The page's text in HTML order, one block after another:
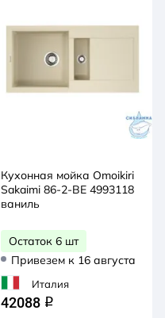
Кухонная мойка Omoikiri
Sakaimi 86-2-BE 4993118
ваниль
Остаток 6 шт
Привезем к 16 августа
Италия
42088 q